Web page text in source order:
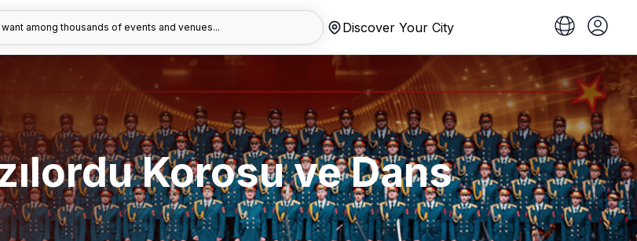
among thousands of events and venues... Discover Your City
Korosu ve Dans